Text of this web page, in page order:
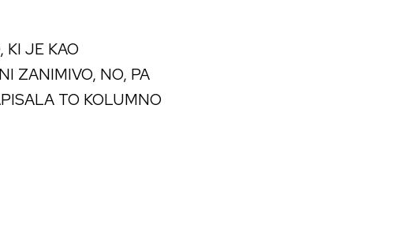
KI JE KAO
ZANIMIVO, NO, PA
TO KOLUMNO